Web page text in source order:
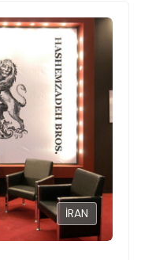
İRAN